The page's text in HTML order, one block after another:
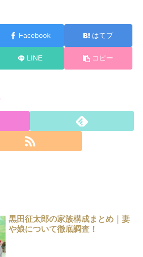
Facebook はてブ
LINE コピー
黒田征太郎の家族構成まとめ｜妻
や娘について徹底調査！